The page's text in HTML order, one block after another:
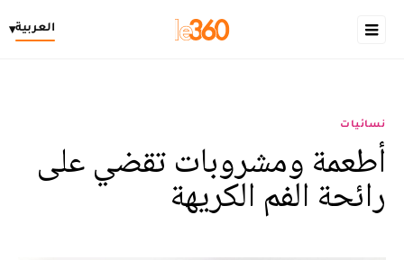
العربية▾
نسائيات
أطعمة ومشروبات تقضي على
رائحة الفم الكريهة